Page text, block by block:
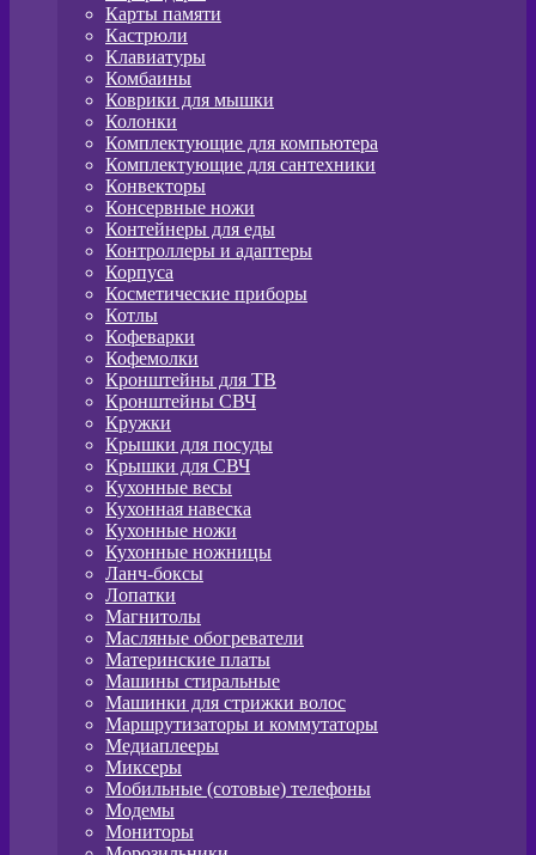
Карты памяти
Кастрюли
Клавиатуры
Комбаины
Коврики для мышки
Колонки
Комплектующие для компьютера
Комплектующие для сантехники
Конвекторы
Консервные ножи
Контейнеры для еды
Контроллеры и адаптеры
Корпуса
Косметические приборы
Котлы
Кофеварки
Кофемолки
Кронштейны для ТВ
Кронштейны СВЧ
Кружки
Крышки для посуды
Крышки для СВЧ
Кухонные весы
Кухонная навеска
Кухонные ножи
Кухонные ножницы
Ланч-боксы
Лопатки
Магнитолы
Масляные обогреватели
Материнские платы
Машины стиральные
Машинки для стрижки волос
Маршрутизаторы и коммутаторы
Медиаплееры
Миксеры
Мобильные (сотовые) телефоны
Модемы
Мониторы